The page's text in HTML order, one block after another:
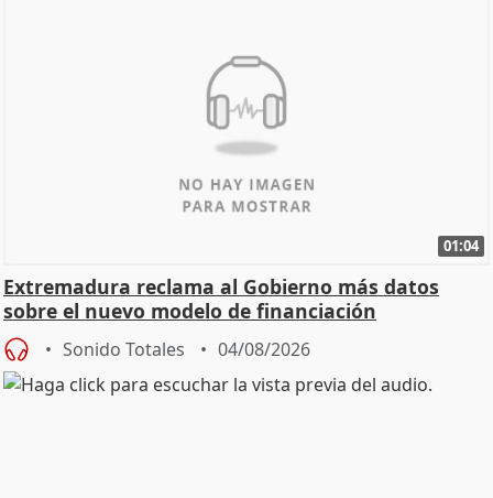
01:04
Extremadura reclama al Gobierno más datos
sobre el nuevo modelo de financiación
Sonido Totales 04/08/2026